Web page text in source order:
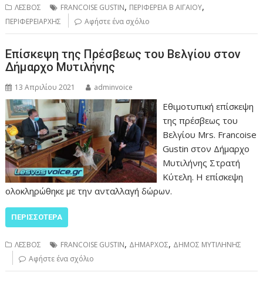
ΛΕΣΒΟΣ FRANCOISE GUSTIN, ΠΕΡΙΦΕΡΕΙΑ Β ΑΙΓΑΙΟΥ,
ΠΕΡΙΦΕΡΕΙΑΡΧHΣ Αφήστε ένα σχόλιο
Επίσκεψη της Πρέσβεως του Βελγίου στον
Δήμαρχο Μυτιλήνης
13 Απριλίου 2021 adminvoice
Εθιμοτυπική επίσκεψη
της πρέσβεως του
Βελγίου Mrs. Francoise
Gustin στον Δήμαρχο
Μυτιλήνης Στρατή
Κύτελη. Η επίσκεψη
ολοκληρώθηκε με την ανταλλαγή δώρων.
ΠΕΡΙΣΣΌΤΕΡΑ
ΛΕΣΒΟΣ FRANCOISE GUSTIN, ΔΗΜΑΡΧΟΣ, ΔΗΜΟΣ ΜΥΤΙΛΗΝΗΣ
Αφήστε ένα σχόλιο